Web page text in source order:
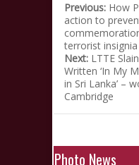
Previous: How
action to
terrorist insignia
Next: LTTE
Written ‘In My
in Sri Lanka’ –
Cambridge
Photo News